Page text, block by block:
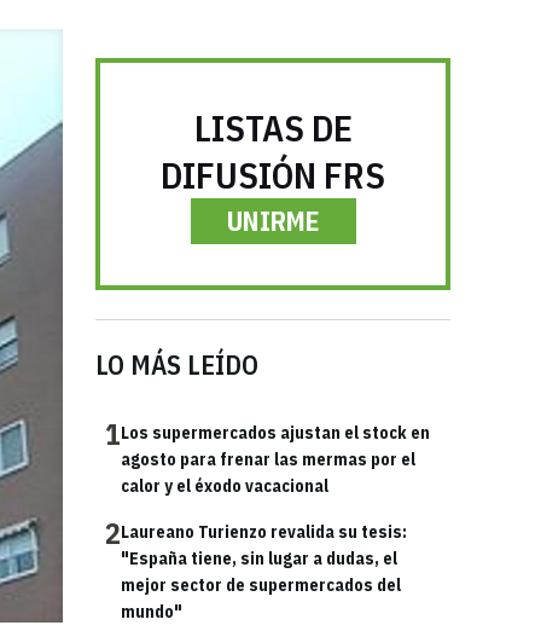
LISTAS DE
DIFUSIÓN FRS
UNIRME
LO MÁS LEÍDO
1Los supermercados ajustan el stock en
agosto para frenar las mermas por el
calor y el éxodo vacacional
2Laureano Turienzo revalida su tesis:
"España tiene, sin lugar a dudas, el
mejor sector de supermercados del
mundo"